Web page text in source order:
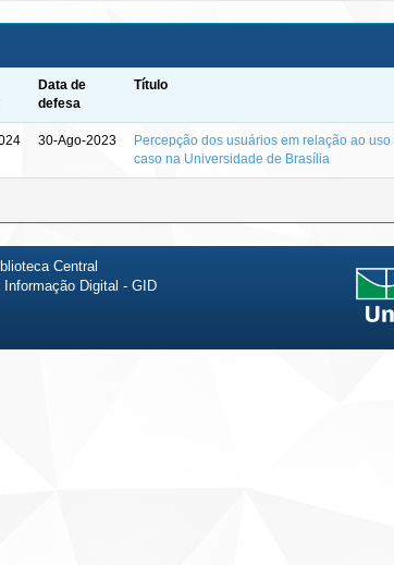
Data de
defesa
Título
30-Ago-2023
Percepção dos usuários em relação ao
caso na Universidade de Brasília
Central
Digital - GID